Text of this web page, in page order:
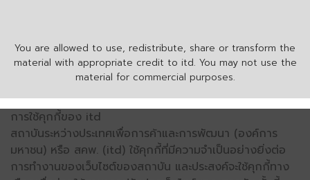
You are allowed to use, redistribute, share or transform the
material with appropriate credit to itd. You may not use the
material for commercial purposes.
การใช้คุกกี้ของ itd
สถาบันระหว่างประเทศเพื่อการค้าและการพัฒนา (องค์การ
มหาชน) หรือ สคพ. (itd) ใช้คุกกี้ที่มีความจำเป็นอย่างยิ่งต่อ
การทำงานของเว็บไซต์ของสถาบัน และประสงค์จะใช้คุกกี้ทาง